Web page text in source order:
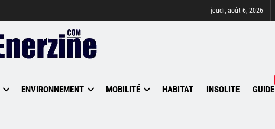
jeudi, août 6, 2026
ENVIRONNEMENT MOBILITÉ HABITAT INSOLITE GUIDE